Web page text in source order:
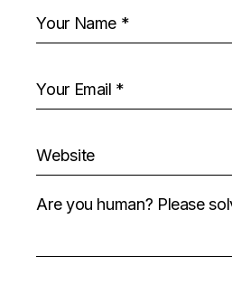
Are you human? Please